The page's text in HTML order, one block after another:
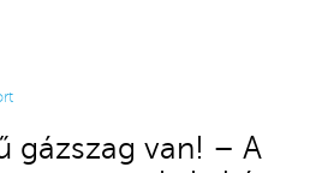
gázszag van! – A